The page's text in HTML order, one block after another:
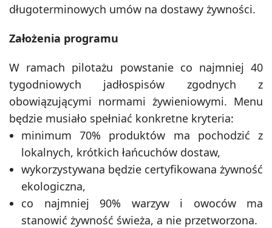
długoterminowych umów na dostawy żywności.
Założenia programu
W ramach pilotażu powstanie co najmniej 40
tygodniowych jadłospisów zgodnych z
obowiązującymi normami żywieniowymi. Menu
będzie musiało spełniać konkretne kryteria:
minimum 70% produktów ma pochodzić z
lokalnych, krótkich łańcuchów dostaw,
wykorzystywana będzie certyfikowana żywność
ekologiczna,
co najmniej 90% warzyw i owoców ma
stanowić żywność świeża, a nie przetworzona.